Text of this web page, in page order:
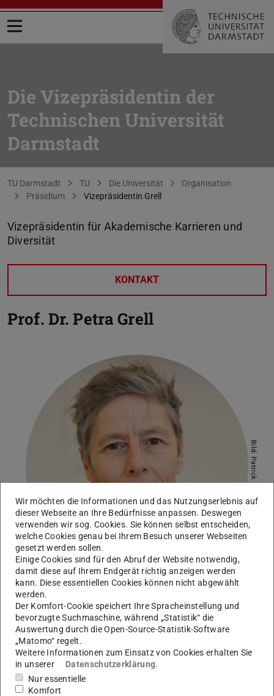
Menü öffnen
Die Vizepräsidentin der
Technischen Universität
Darmstadt
Sie befinden sich hier:
TU Darmstadt TU Die Universität
Organisation
Präsidium
Vizepräsidentin Grell
Vizepräsidentin für Akademische Karrieren und
Diversität
KONTAKT
Prof. Dr. Petra Grell
Bild: Patrick Bal
Kontakt
vp-akademischekarrieren@tu-...
+49 6151 16-20001
+49 6151 16-20002
Wir möchten die Informationen und das Nutzungserlebnis auf
dieser Webseite an Ihre Bedürfnisse anpassen. Deswegen
verwenden wir sog. Cookies. Sie können selbst entscheiden,
welche Cookies genau bei Ihrem Besuch unserer Webseiten
gesetzt werden sollen.
Einige Cookies sind für den Abruf der Website notwendig,
damit diese auf Ihrem Endgerät richtig anzeigen werden
kann. Diese essentiellen Cookies können nicht abgewählt
werden.
Der Komfort-Cookie speichert Ihre Spracheinstellung und
bevorzugte Suchmaschine, während „Statistik“ die
Auswertung durch die Open-Source-Statistik-Software
„Matomo“ regelt.
Weitere Informationen zum Einsatz von Cookies erhalten Sie
in unserer
Datenschutzerklärung.
Nur essentielle
Komfort